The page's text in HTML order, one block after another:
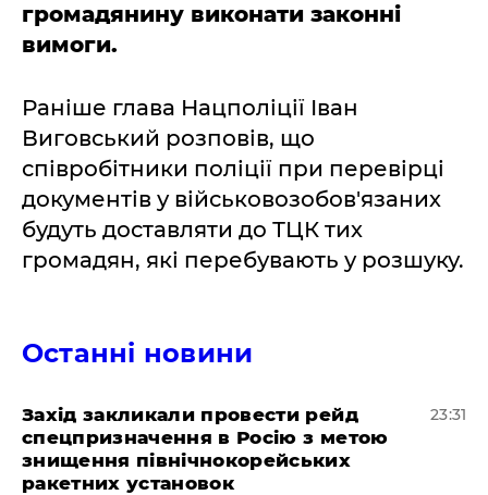
громадянину виконати законні
вимоги.
Раніше глава Нацполіції Іван
Виговський розповів, що
співробітники поліції при перевірці
документів у військовозобов'язаних
будуть доставляти до ТЦК тих
громадян, які перебувають у розшуку.
Останні новини
​Захід закликали провести рейд
спецпризначення в Росію з метою
знищення північнокорейських
ракетних установок
23:31